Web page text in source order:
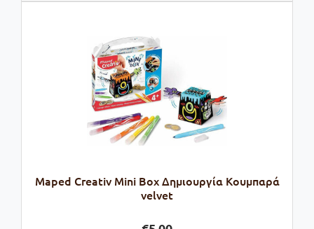
Maped Creativ Mini Box Δημιουργία Κουμπαρά
velvet